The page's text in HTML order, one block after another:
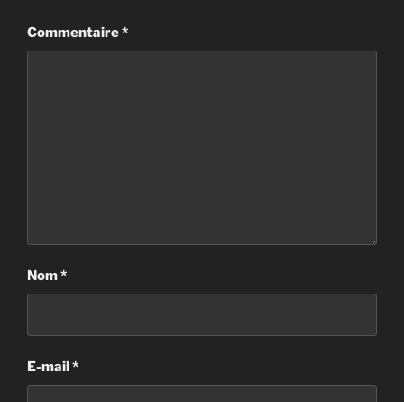
Commentaire*
Nom*
E-mail*